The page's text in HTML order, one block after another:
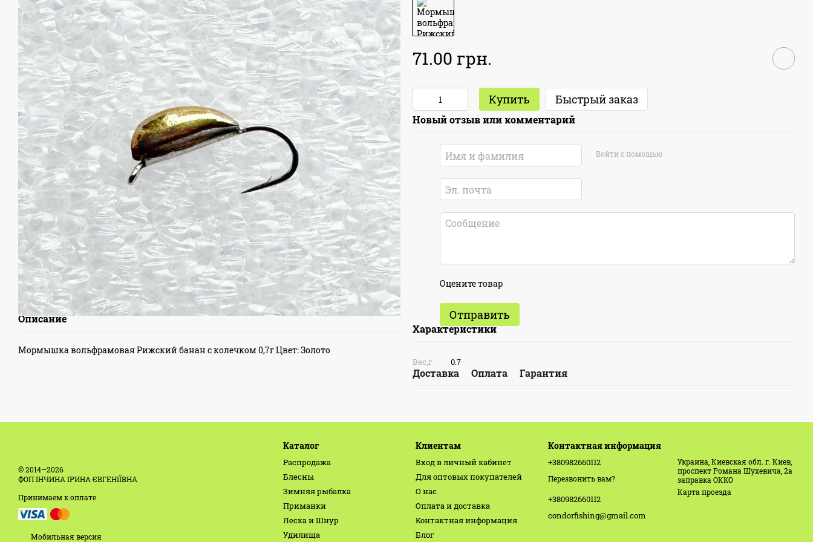
Описание
Мормышка вольфрамовая Рижский банан с колечком 0,7г Цвет: Золото
71.00 грн.
Купить Быстрый заказ
Новый отзыв или комментарий
Войти с помощью
Оцените товар
Отправить
Характеристики
Вес,г 0.7
Доставка Оплата Гарантия
© 2014—2026
ФОП ІНЧИНА ІРИНА ЄВГЕНІЇВНА
Принимаем к оплате
Мобильная версия
Каталог
Распродажа
Блесны
Зимняя рыбалка
Приманки
Леска и Шнур
Удилища
Клиентам
Вход в личный кабинет
Для оптовых покупателей
О нас
Оплата и доставка
Контактная информация
Блог
Контактная информация
+380982660112
Перезвонить вам?
+380982660112
condorfishing@gmail.com
Украина, Киевская обл. г. Киев,
проспект Романа Шухевича, 2а
заправка ОККО
Карта проезда